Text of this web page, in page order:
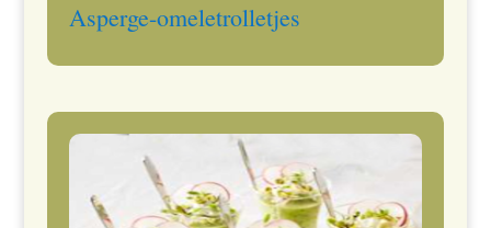
Asperge-omeletrolletjes